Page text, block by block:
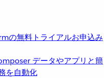
の無料トライアルお申込み
データやアプリと簡
を自動化